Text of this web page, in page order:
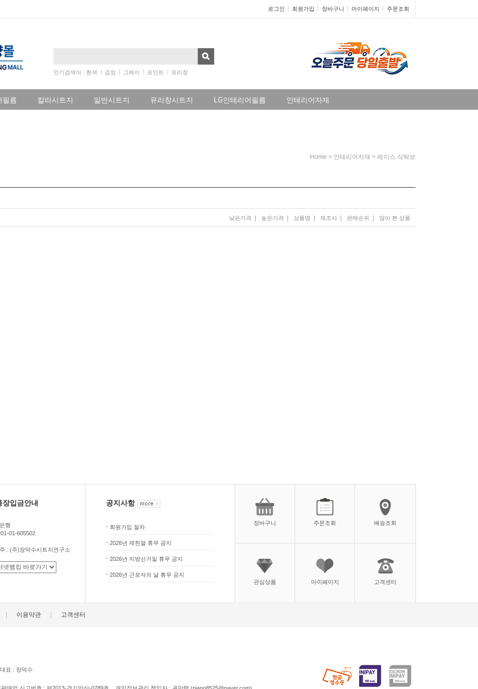
로그인 회원가입 장바구니 마이페이지 주문조회
인기검색어 : 흰색 검정 그레이 포인트 유리창
필름 칼라시트지 일반시트지 유리창시트지 LG인테리어필름
인테리어자재
Home > 인테리어자재 > 레이스.식탁보
낮은가격 높은가격 상품명 제조사 판매순위 많이 본 상품
장입금안내
행
01-605502
: (주)장덕수시트지연구소
공지사항
- 회원가입 절차
- 2026년 제헌절 휴무 공지
- 2026년 지방선거일 휴무 공지
- 2026년 근로자의 날 휴무 공지
장바구니 주문조회 배송조회
관심상품 마이페이지 고객센터
이용약관 고객센터
표 : 장덕수